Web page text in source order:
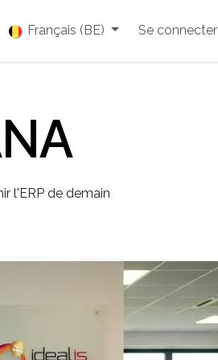
Français (BE) Se connecter
l'ERP de demain